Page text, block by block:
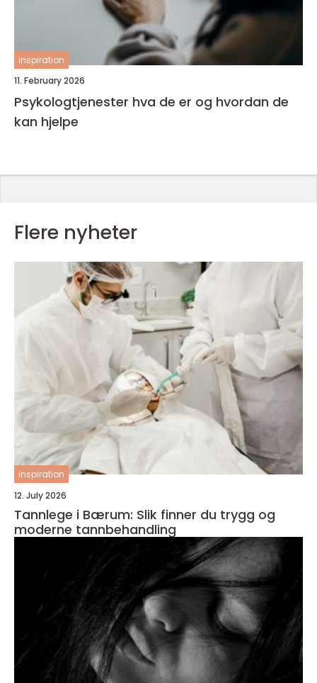
inspiration
11. February 2026
Psykologtjenester hva de er og hvordan de
kan hjelpe
Flere nyheter
inspiration
12. July 2026
Tannlege i Bærum: Slik finner du trygg og
moderne tannbehandling